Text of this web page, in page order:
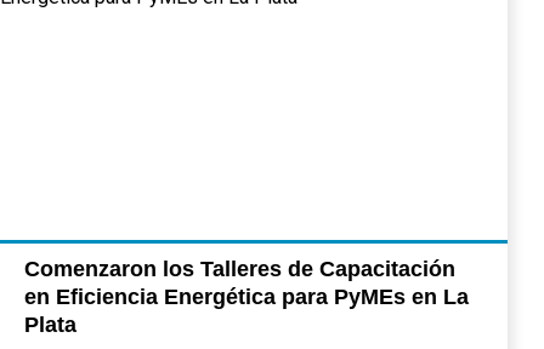
Comenzaron los Talleres de Capacitación
en Eficiencia Energética para PyMEs en La
Plata